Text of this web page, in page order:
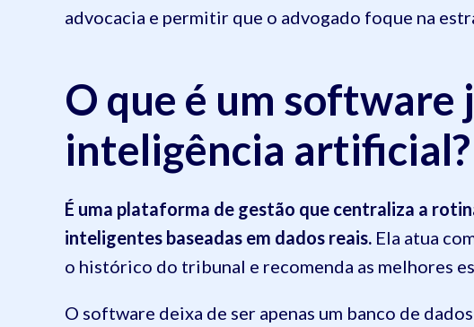
advocacia e permitir que o advogado foque na
O que é um software
inteligência artificial?
É uma plataforma de gestão que centraliza a
inteligentes baseadas em dados reais. Ela atua
o histórico do tribunal e recomenda as melhores
O software deixa de ser apenas um banco de